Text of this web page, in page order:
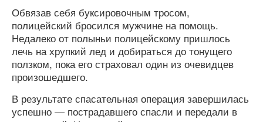
Обвязав себя буксировочным тросом,
полицейский бросился мужчине на помощь.
Недалеко от полыньи полицейскому пришлось
лечь на хрупкий лед и добираться до тонущего
ползком, пока его страховал один из очевидцев
произошедшего.
В результате спасательная операция завершилась
успешно — пострадавшего спасли и передали в